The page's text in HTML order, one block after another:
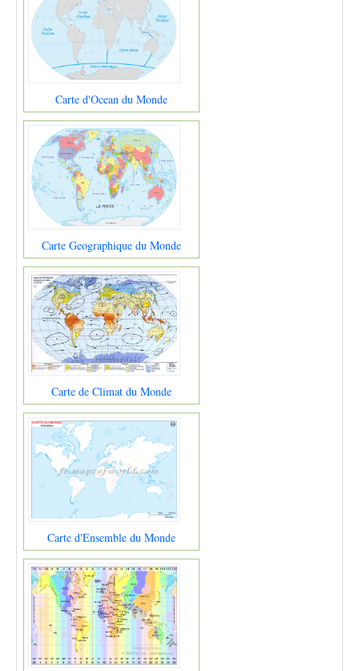
Carte d'Ocean du Monde
Carte Geographique du Monde
Carte de Climat du Monde
Carte d'Ensemble du Monde